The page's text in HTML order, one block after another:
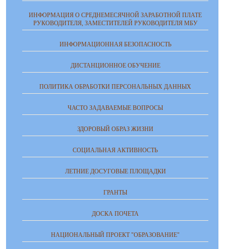
ИНФОРМАЦИЯ О СРЕДНЕМЕСЯЧНОЙ ЗАРАБОТНОЙ ПЛАТЕ
РУКОВОДИТЕЛЯ, ЗАМЕСТИТЕЛЕЙ РУКОВОДИТЕЛЯ МБУ
ИНФОРМАЦИОННАЯ БЕЗОПАСНОСТЬ
ДИСТАНЦИОННОЕ ОБУЧЕНИЕ
ПОЛИТИКА ОБРАБОТКИ ПЕРСОНАЛЬНЫХ ДАННЫХ
ЧАСТО ЗАДАВАЕМЫЕ ВОПРОСЫ
ЗДОРОВЫЙ ОБРАЗ ЖИЗНИ
СОЦИАЛЬНАЯ АКТИВНОСТЬ
ЛЕТНИЕ ДОСУГОВЫЕ ПЛОЩАДКИ
ГРАНТЫ
ДОСКА ПОЧЕТА
НАЦИОНАЛЬНЫЙ ПРОЕКТ "ОБРАЗОВАНИЕ"